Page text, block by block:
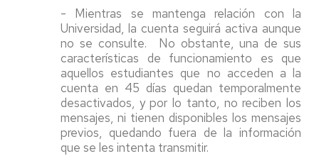
- Mientras se mantenga relación con la
Universidad, la cuenta seguirá activa aunque
no se consulte. No obstante, una de sus
características de funcionamiento es que
aquellos estudiantes que no acceden a la
cuenta en 45 días quedan temporalmente
desactivados, y por lo tanto, no reciben los
mensajes, ni tienen disponibles los mensajes
previos, quedando fuera de la información
que se les intenta transmitir.